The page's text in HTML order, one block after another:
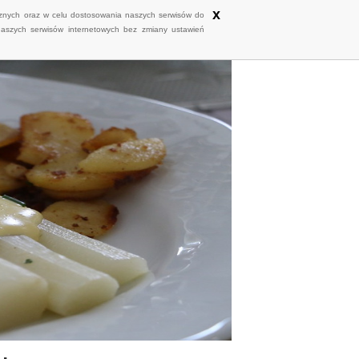
oraz w celu dostosowania naszych serwisów do
serwisów internetowych bez zmiany ustawień
x